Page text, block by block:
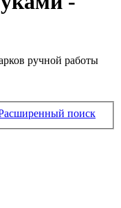
ручной работы
поиск